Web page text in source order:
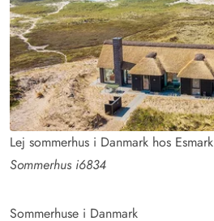
Lej sommerhus i Danmark hos Esmark
Sommerhus i6834
Sommerhuse i Danmark